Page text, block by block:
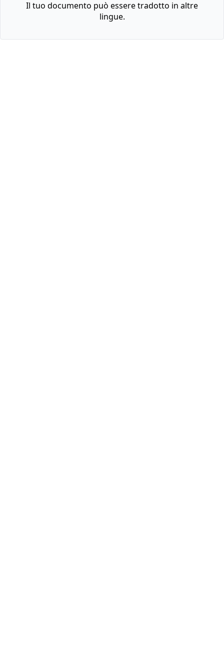
Il tuo documento può essere tradotto in altre
lingue.